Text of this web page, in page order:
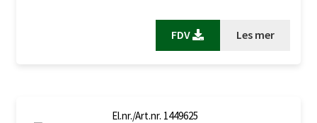
FDV Les mer
El.nr./Art.nr. 1449625